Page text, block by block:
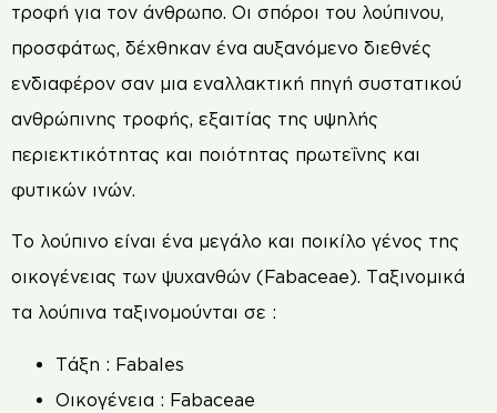
τροφή για τον άνθρωπο. Οι σπόροι του λούπινου,
προσφάτως, δέχθηκαν ένα αυξανόμενο διεθνές
ενδιαφέρον σαν μια εναλλακτική πηγή συστατικού
ανθρώπινης τροφής, εξαιτίας της υψηλής
περιεκτικότητας και ποιότητας πρωτεΐνης και
φυτικών ινών.
Το λούπινο είναι ένα μεγάλο και ποικίλο γένος της
οικογένειας των ψυχανθών (Fabaceae). Ταξινομικά
τα λούπινα ταξινομούνται σε :
Τάξη : Fabales
Οικογένεια : Fabaceae